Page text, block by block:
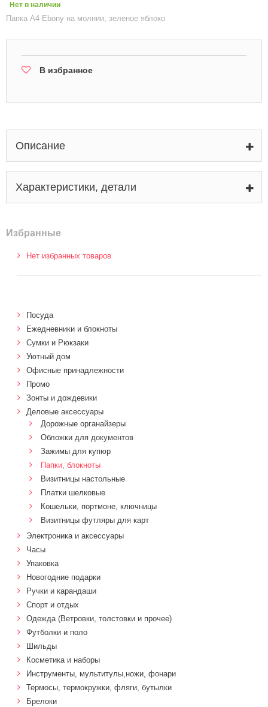
Нет в наличии
Папка A4 Ebony на молнии, зеленое яблоко
В избранное
Описание
Характеристики, детали
Избранные
Нет избранных товаров
Посуда
Ежедневники и блокноты
Сумки и Рюкзаки
Уютный дом
Офисные принадлежности
Промо
Зонты и дождевики
Деловые аксессуары
Дорожные органайзеры
Обложки для документов
Зажимы для купюр
Папки, блокноты
Визитницы настольные
Платки шелковые
Кошельки, портмоне, ключницы
Визитницы футляры для карт
Электроника и аксессуары
Часы
Упаковка
Новогодние подарки
Ручки и карандаши
Спорт и отдых
Одежда (Ветровки, толстовки и прочее)
Футболки и поло
Шильды
Косметика и наборы
Инструменты, мультитулы,ножи, фонари
Термосы, термокружки, фляги, бутылки
Брелоки